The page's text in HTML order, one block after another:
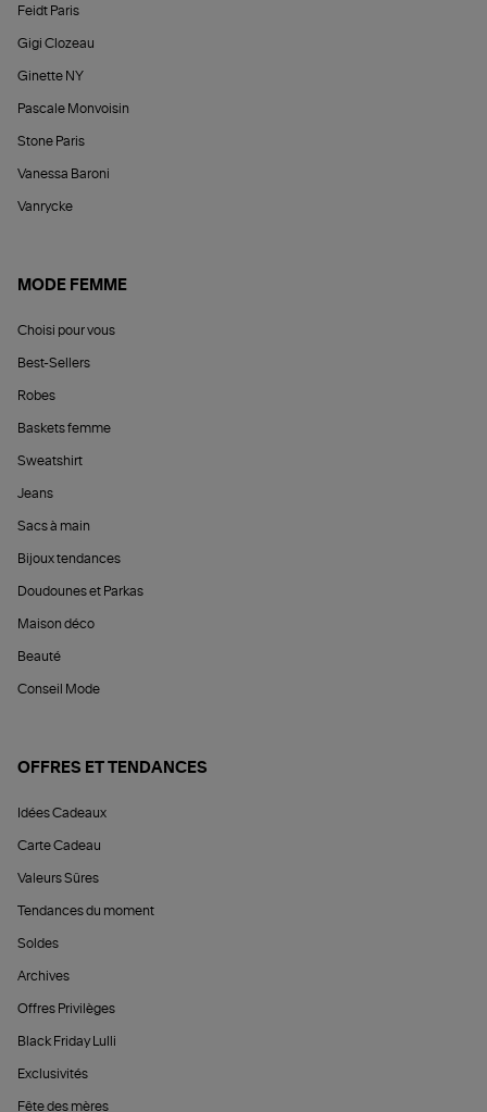
Feidt Paris
Gigi Clozeau
Ginette NY
Pascale Monvoisin
Stone Paris
Vanessa Baroni
Vanrycke
MODE FEMME
Choisi pour vous
Best-Sellers
Robes
Baskets femme
Sweatshirt
Jeans
Sacs à main
Bijoux tendances
Doudounes et Parkas
Maison déco
Beauté
Conseil Mode
OFFRES ET TENDANCES
Idées Cadeaux
Carte Cadeau
Valeurs Sûres
Tendances du moment
Soldes
Archives
Offres Privilèges
Black Friday Lulli
Exclusivités
Fête des mères